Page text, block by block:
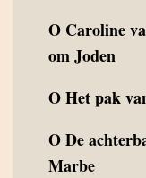
O Caroline
om Joden
OHet pak
ODe
Marbe